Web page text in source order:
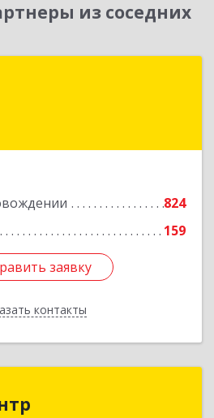
из соседних
824
159
заявку
контакты
обл, Волгоград г, им
заявку
Назад